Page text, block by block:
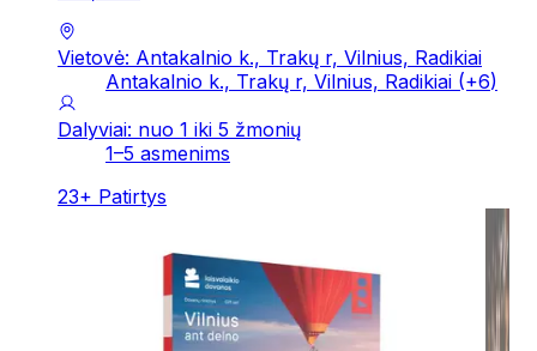
Vietovė: Antakalnio k., Trakų r, Vilnius, Radikiai
Antakalnio k., Trakų r, Vilnius, Radikiai (+6)
Dalyviai: nuo 1 iki 5 žmonių
1–5 asmenims
23+ Patirtys